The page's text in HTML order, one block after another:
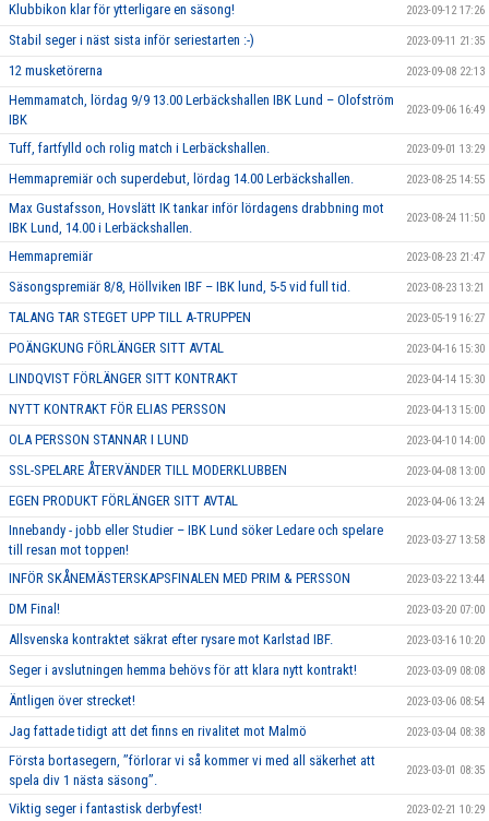
Klubbikon klar för ytterligare en säsong! 2023-09-12 17:26
Stabil seger i näst sista inför seriestarten :-) 2023-09-11 21:35
12 musketörerna 2023-09-08 22:13
Hemmamatch, lördag 9/9 13.00 Lerbäckshallen IBK Lund – Olofström
IBK
2023-09-06 16:49
Tuff, fartfylld och rolig match i Lerbäckshallen. 2023-09-01 13:29
Hemmapremiär och superdebut, lördag 14.00 Lerbäckshallen. 2023-08-25 14:55
Max Gustafsson, Hovslätt IK tankar inför lördagens drabbning mot
IBK Lund, 14.00 i Lerbäckshallen.
2023-08-24 11:50
Hemmapremiär 2023-08-23 21:47
Säsongspremiär 8/8, Höllviken IBF – IBK lund, 5-5 vid full tid. 2023-08-23 13:21
TALANG TAR STEGET UPP TILL A-TRUPPEN 2023-05-19 16:27
POÄNGKUNG FÖRLÄNGER SITT AVTAL 2023-04-16 15:30
LINDQVIST FÖRLÄNGER SITT KONTRAKT 2023-04-14 15:30
NYTT KONTRAKT FÖR ELIAS PERSSON 2023-04-13 15:00
OLA PERSSON STANNAR I LUND 2023-04-10 14:00
SSL-SPELARE ÅTERVÄNDER TILL MODERKLUBBEN 2023-04-08 13:00
EGEN PRODUKT FÖRLÄNGER SITT AVTAL 2023-04-06 13:24
Innebandy - jobb eller Studier – IBK Lund söker Ledare och spelare
till resan mot toppen!
2023-03-27 13:58
INFÖR SKÅNEMÄSTERSKAPSFINALEN MED PRIM & PERSSON 2023-03-22 13:44
DM Final! 2023-03-20 07:00
Allsvenska kontraktet säkrat efter rysare mot Karlstad IBF. 2023-03-16 10:20
Seger i avslutningen hemma behövs för att klara nytt kontrakt! 2023-03-09 08:08
Äntligen över strecket! 2023-03-06 08:54
Jag fattade tidigt att det finns en rivalitet mot Malmö 2023-03-04 08:38
Första bortasegern, ’’förlorar vi så kommer vi med all säkerhet att
spela div 1 nästa säsong’’.
2023-03-01 08:35
Viktig seger i fantastisk derbyfest! 2023-02-21 10:29